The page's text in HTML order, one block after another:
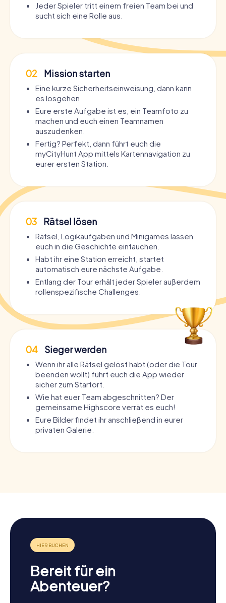
Jeder Spieler tritt einem freien Team bei und
sucht sich eine Rolle aus.
02 Mission starten
Eine kurze Sicherheitseinweisung, dann kann
es losgehen.
Eure erste Aufgabe ist es, ein Teamfoto zu
machen und euch einen Teamnamen
auszudenken.
Fertig? Perfekt, dann führt euch die
myCityHunt App mittels Kartennavigation zu
eurer ersten Station.
03 Rätsel lösen
Rätsel, Logikaufgaben und Minigames lassen
euch in die Geschichte eintauchen.
Habt ihr eine Station erreicht, startet
automatisch eure nächste Aufgabe.
Entlang der Tour erhält jeder Spieler außerdem
rollenspezifische Challenges.
04 Sieger werden
Wenn ihr alle Rätsel gelöst habt (oder die Tour
beenden wollt) führt euch die App wieder
sicher zum Startort.
Wie hat euer Team abgeschnitten? Der
gemeinsame Highscore verrät es euch!
Eure Bilder findet ihr anschließend in eurer
privaten Galerie.
Bereit für ein
Abenteuer?